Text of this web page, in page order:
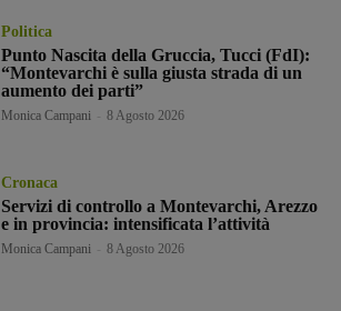
Politica
Punto Nascita della Gruccia, Tucci (FdI):
“Montevarchi è sulla giusta strada di un
aumento dei parti”
Monica Campani 8 Agosto 2026
Cronaca
Servizi di controllo a Montevarchi, Arezzo
e in provincia: intensificata l’attività
Monica Campani 8 Agosto 2026